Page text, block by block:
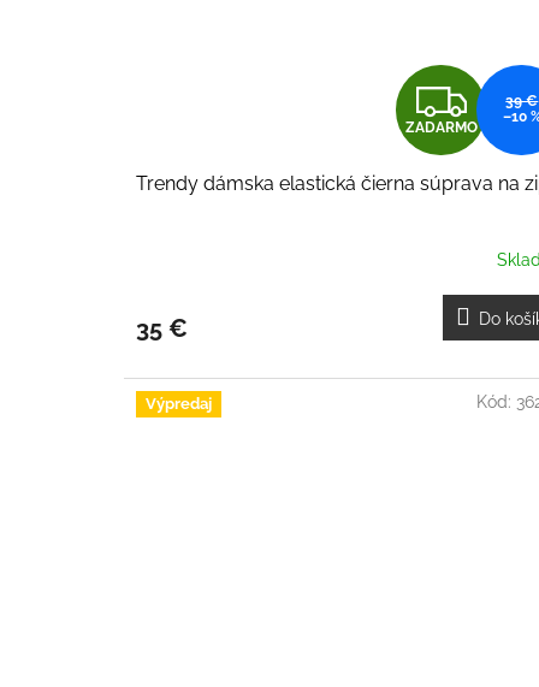
Z
A
D
A
R
M
O
ZADARMO
39 €
–10
Trendy dámska elastická čierna súprava na
35 € Do
Výpredaj Kód: